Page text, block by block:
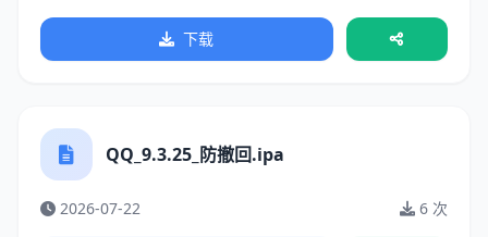
下载
QQ_9.3.25_防撤回.ipa
2026-07-22 6 次